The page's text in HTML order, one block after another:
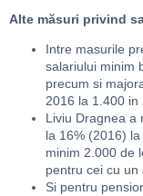
Alte măsuri privind
Intre masurile
salariului minim
precum si
2016 la 1.400 in
Liviu Dragnea a
la 16% (2016)
minim 2.000 de
pentru cei cu
Si pentru